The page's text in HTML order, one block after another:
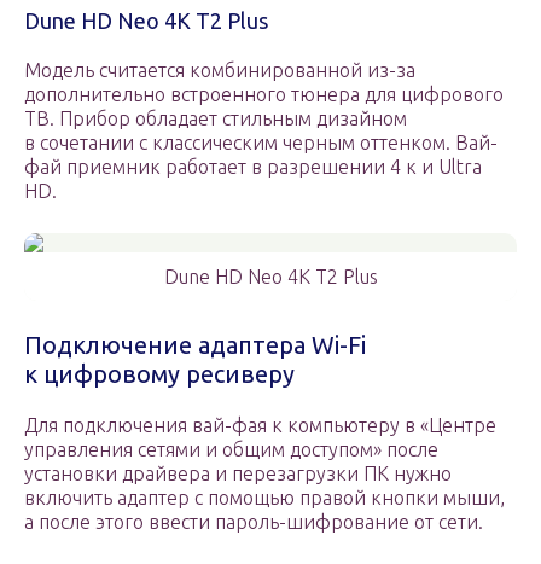
Dune HD Neo 4K T2 Plus
Модель считается комбинированной из-за
дополнительно встроенного тюнера для цифрового
ТВ. Прибор обладает стильным дизайном
в сочетании с классическим черным оттенком. Вай-
фай приемник работает в разрешении 4 к и Ultra
HD.
Dune HD Neo 4K T2 Plus
Подключение адаптера Wi-Fi
к цифровому ресиверу
Для подключения вай-фая к компьютеру в «Центре
управления сетями и общим доступом» после
установки драйвера и перезагрузки ПК нужно
включить адаптер с помощью правой кнопки мыши,
а после этого ввести пароль-шифрование от сети.